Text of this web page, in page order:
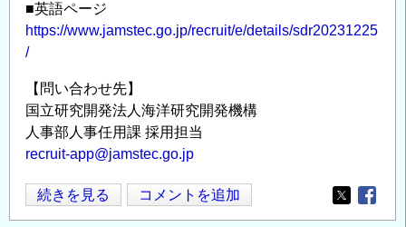
ー
副
任
研
究
員
し
く
■英語ページ
https://www.jamstec.go.jp/recruit/e/details/sdr20231225
/
【問い合わせ先】
国立研究開発法人海洋研究開発機構
人事部人事任用課 採用担当
recruit-app@jamstec.go.jp
国
立
続きを見る コメントを追加
Opens in